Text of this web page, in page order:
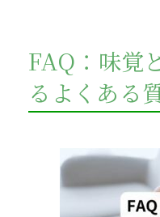
FAQ：味覚
るよくある